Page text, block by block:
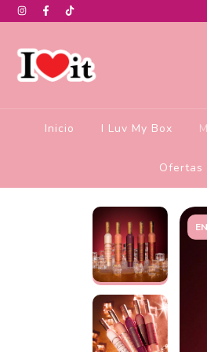
de descuento en la colección de Glamlite
Inicio I Luv My Box
Ofertas